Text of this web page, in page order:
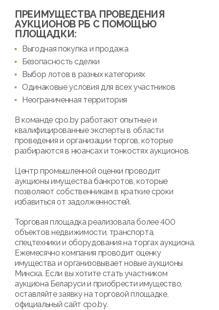
ПРЕИМУЩЕСТВА ПРОВЕДЕНИЯ
АУКЦИОНОВ РБ С ПОМОЩЬЮ
ПЛОЩАДКИ:
Выгодная покупка и продажа
Безопасность сделки
Выбор лотов в разных категориях
Одинаковые условия для всех участников
Неограниченная территория
В команде cpo.by работают опытные и
квалифицированные эксперты в области
проведения и организации торгов, которые
разбираются в нюансах и тонкостях аукционов.
Центр промышленной оценки проводит
аукционы имущества банкротов, которые
позволяют собственникам в краткие сроки
избавиться от задолженностей.
Торговая площадка реализовала более 400
объектов недвижимости, транспорта,
спецтехники и оборудования на торгах аукциона.
Ежемесячно компания проводит оценку
имущества и организовывает новые аукционы
Минска. Если вы хотите стать участником
аукциона Беларуси и приобрести имущество,
оставляйте заявку на торговой площадке,
официальный сайт cpo.by.